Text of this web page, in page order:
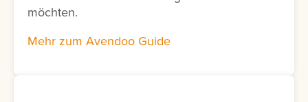
möchten.
Mehr zum Avendoo Guide